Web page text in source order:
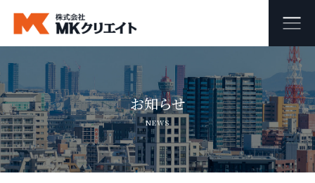
ホーム
MKクリエイトのワンストップ自社施工
ビル・マンション・商業施設の大規模修繕工事
外壁塗装・防水工事
お知らせ
NEWS